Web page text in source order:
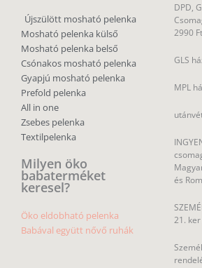
Újszülött mosható pelenka
Mosható pelenka külső
Mosható pelenka belső
Csónakos mosható pelenka
Gyapjú mosható pelenka
Prefold pelenka
All in one
Zsebes pelenka
Textilpelenka
Milyen öko
babaterméket
keresel?
Öko eldobható pelenka
Babával együtt nővő ruhák
DPD,
2990 Ft
GLS
MPL
és
21.